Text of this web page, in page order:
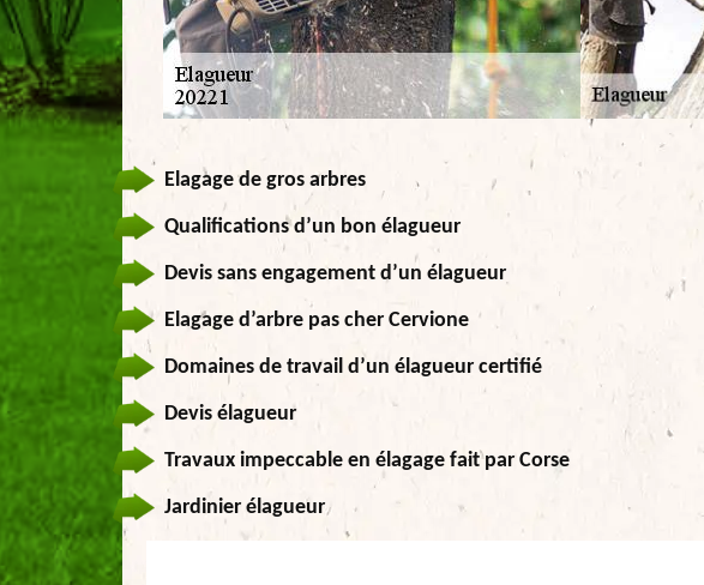
Elagage de gros arbres
Qualifications d’un bon élagueur
Devis sans engagement d’un élagueur
Elagage d’arbre pas cher Cervione
Domaines de travail d’un élagueur certifié
Devis élagueur
Travaux impeccable en élagage fait par Corse
Jardinier élagueur